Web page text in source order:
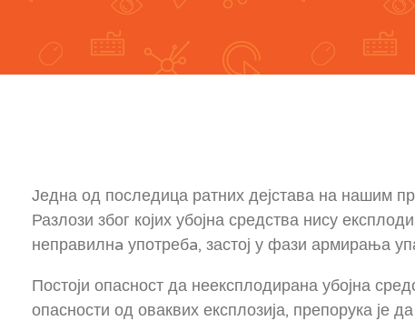
Једна од последица ратних дејстава на нашим
Разлози због којих убојна средства нису
неправилнa употребa, застој у фази армирања
Постоји опасност да неексплодирана убојна
опасности од оваквих експлозија, препорука је